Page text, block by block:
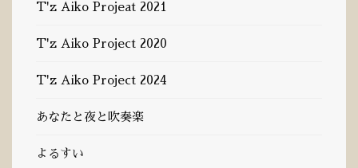
T'z Aiko Projeat 2021
T'z Aiko Project 2020
T'z Aiko Project 2024
あなたと夜と吹奏楽
よるすい